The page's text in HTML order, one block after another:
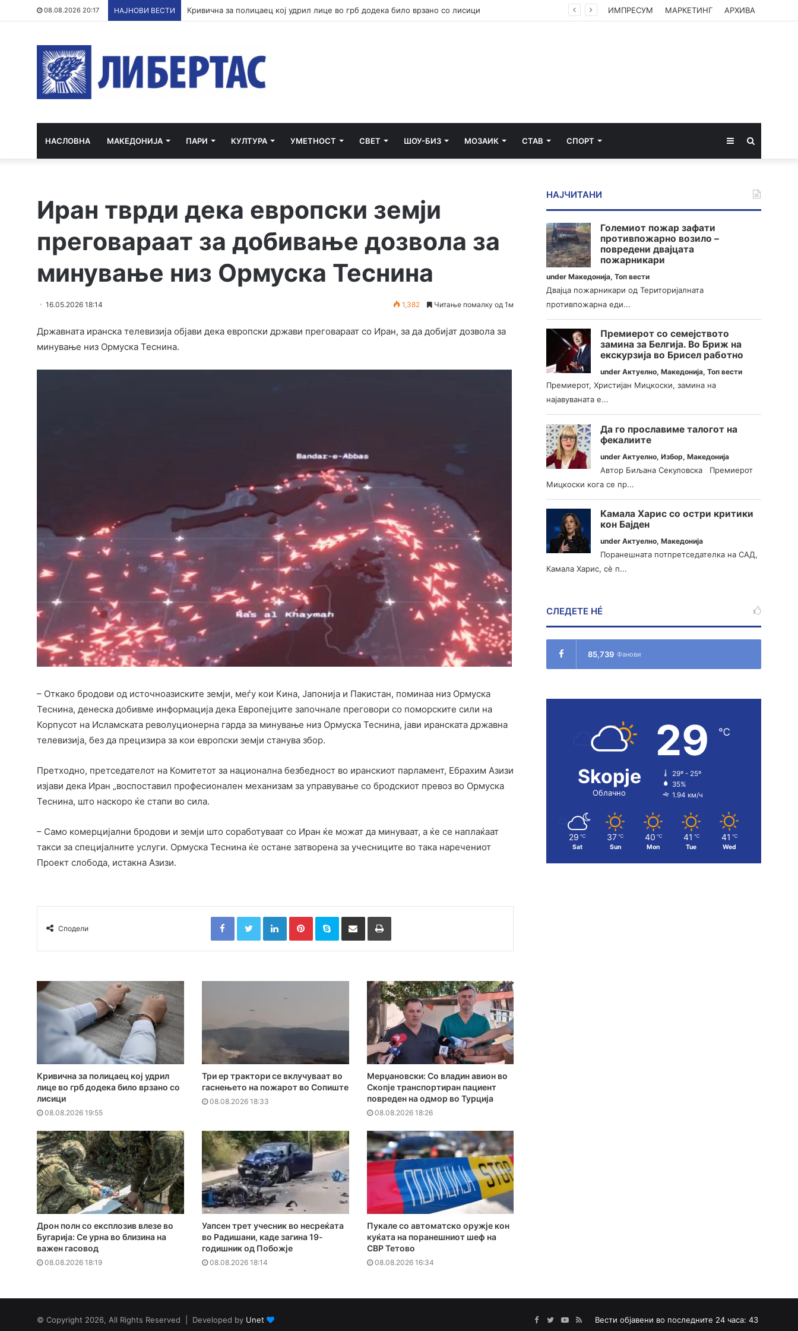
08.08.2026 20:17 НАЈНОВИ ВЕСТИ Три ер трактори се вклучуваат во гаснењето на пожарот во Сопиште ИМПРЕСУМ МАРКЕТИНГ АРХИВА
НАСЛОВНА МАКЕДОНИЈА ПАРИ КУЛТУРА УМЕТНОСТ СВЕТ ШОУ-БИЗ МОЗАИК СТАВ СПОРТ Sidebar
Иран тврди дека европски земји
преговараат за добивање дозвола за
минување низ Ормуска Теснина
16.05.2026 18:14 1,382 Читање помалку од 1м
Државната иранска телевизија објави дека европски држави преговараат со Иран, за да добијат дозвола за
минување низ Ормуска Теснина.
– Откако бродови од источноазиските земји, меѓу кои Кина, Јапонија и Пакистан, поминаа низ Ормуска
Теснина, денеска добивме информација дека Европејците започнале преговори со поморските сили на
Корпусот на Исламската револуционерна гарда за минување низ Ормуска Теснина, јави иранската државна
телевизија, без да прецизира за кои европски земји станува збор.
Претходно, претседателот на Комитетот за национална безбедност во иранскиот парламент, Ебрахим Азизи
изјави дека Иран „воспоставил професионален механизам за управување со бродскиот превоз во Ормуска
Теснина, што наскоро ќе стапи во сила.
– Само комерцијални бродови и земји што соработуваат со Иран ќе можат да минуваат, а ќе се наплаќаат
такси за специјалните услуги. Ормуска Теснина ќе остане затворена за учесниците во така наречениот
Проект слобода, истакна Азизи.
Сподели
FacebookTwitterLinkedInPinterestSkype Сподели преку Е-маил Испринтај
Кривична за полицаец кој удрил
лице во грб додека било врзано со
лисици
08.08.2026 19:55
Три ер трактори се вклучуваат во
гаснењето на пожарот во Сопиште
08.08.2026 18:33
Мерџановски: Со владин авион во
Скопје транспортиран пациент
повреден на одмор во Турција
08.08.2026 18:26
Дрон полн со експлозив влезе во
Бугарија: Се урна во близина на
важен гасовод
08.08.2026 18:19
Уапсен трет учесник во несреќата
во Радишани, каде загина 19-
годишник од Побожје
08.08.2026 18:14
Пукале со автоматско оружје кон
куќата на поранешниот шеф на
СВР Тетово
08.08.2026 16:34
НАЈЧИТАНИ
Големиот пожар зафати
противпожарно возило –
повредени двајцата
пожарникари
underМакедонија,Топ вести
Двајца пожарникари од Територијалната
противпожарна еди...
Премиерот со семејството
замина за Белгија. Во Бриж на
екскурзија во Брисел работно
underАктуелно,Македонија,Топ вести
Премиерот, Христијан Мицкоски, замина на
најавуваната е...
Да го прославиме талогот на
фекалиите
underАктуелно,Избор,Македонија
Автор Биљана Секуловска Премиерот
Мицкоски кога се пр...
Камала Харис со остри критики
кон Бајден
underАктуелно,Македонија
Поранешната потпретседателка на САД,
Камала Харис, сè п...
СЛЕДЕТЕ НÉ
85,739 Фанови
Skopje
Облачно
29 ℃
29º - 25º
35%
1.94 км/ч
29 ℃
Sat
37 ℃
Sun
40 ℃
Mon
41 ℃
Tue
41 ℃
Wed
© Copyright 2026, All Rights Reserved | Developed by Unet Вести објавени во последните 24 часа: 43
Facebook
TwitterYouTube
RSS